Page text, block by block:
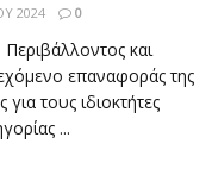
2024 0
και
επαναφοράς της
τους ιδιοκτήτες
...